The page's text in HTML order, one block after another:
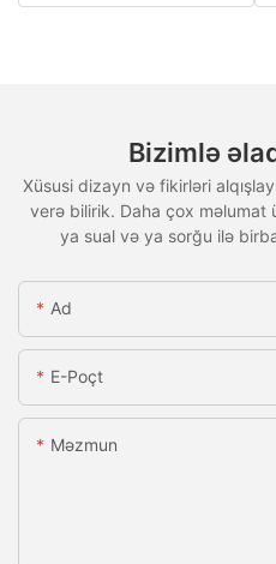
Bizimlə
Xüsusi dizayn və fikirləri
verə bilirik. Daha çox məlumat
ya sual və ya sorğu ilə
Ad
E-Poçt
Məzmun